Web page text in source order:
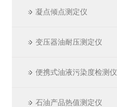
凝点倾点测定仪
变压器油耐压测定仪
便携式油液污染度检测仪
石油产品热值测定仪